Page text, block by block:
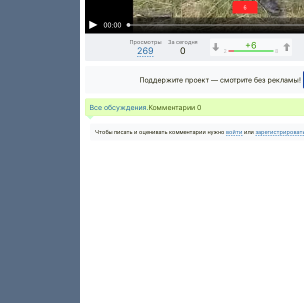
00:00
5
Просмотры
269
За сегодня
0
+6
2 8
Поддержите проект — смотрите без рекламы!
Все обсуждения.Комментарии 0
Чтобы писать и оценивать комментарии нужно войти или